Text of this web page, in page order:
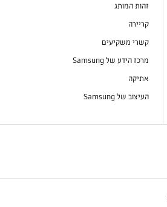
זהות המותג
קריירה
קשרי משקיעים
מרכז הידע של Samsung
אתיקה
העיצוב של Samsung